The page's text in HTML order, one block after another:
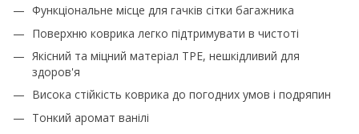
Функціональне місце для гачків сітки багажника
Поверхню коврика легко підтримувати в чистоті
Якісний та міцний матеріал TPE, нешкідливий для
здоров'я
Висока стійкість коврика до погодних умов і подряпин
Тонкий аромат ванілі